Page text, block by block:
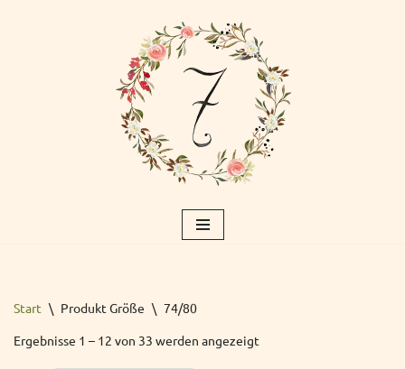
Start \ Produkt Größe \ 74/80
Ergebnisse 1 – 12 von 33 werden angezeigt